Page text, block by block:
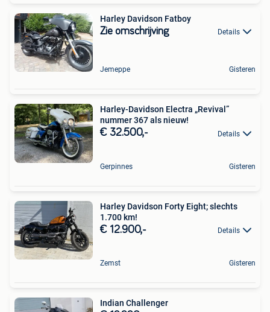
Harley Davidson Fatboy
Zie omschrijving Details
Jemeppe Gisteren
Harley-Davidson Electra „Revival”
nummer 367 als nieuw!
€ 32.500,- Details
Gerpinnes Gisteren
Harley Davidson Forty Eight; slechts
1.700 km!
€ 12.900,- Details
Zemst Gisteren
Indian Challenger